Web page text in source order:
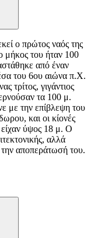
ο πρώτος ναός της
μήκος του ήταν 100
από έναν
του 6ου αιώνα π.Χ.
τρίτος, γιγάντιος
τα 100 μ.
με την επίβλεψη του
και οι κίονές
είχαν ύψος 18 μ. Ο
αλλά
αποπεράτωσή του.